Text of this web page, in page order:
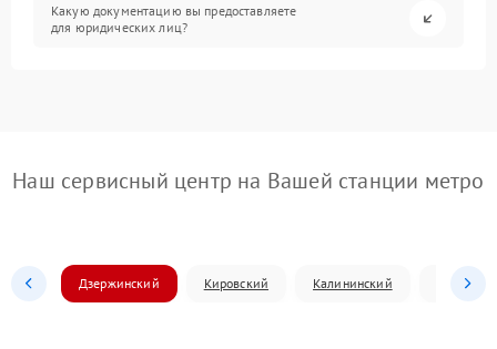
Какую документацию вы предоставляете
для юридических лиц?
Наш сервисный центр на Вашей станции метро
Дзержинский Кировский Калининский